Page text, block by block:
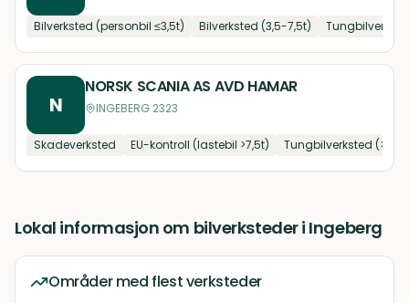
Bilverksted (personbil ≤3,5t) Bilverksted (3,5-7,5t)
N
NORSK SCANIA AS AVD HAMAR
INGEBERG 2323
Skadeverksted EU-kontroll (lastebil >7,5t) Tungbilverksted (>7,5t)
Lokal informasjon om bilverkstederi Ingeberg
Områder med flest verksteder